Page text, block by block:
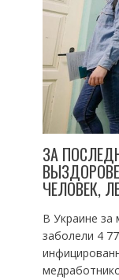
ЗА
ЧЕЛОВЕК,
В Украине за
заболели 4